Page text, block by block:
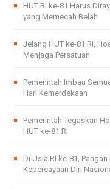
HUT RI ke-81 Harus
yang Memecah Belah
Jelang HUT ke-81 RI,
Menjaga Persatuan
Pemerintah Imbau
Hari Kemerdekaan
Pemerintah Tegaskan
HUT ke-81 RI
Di Usia RI ke-81,
Kepercayaan Diri